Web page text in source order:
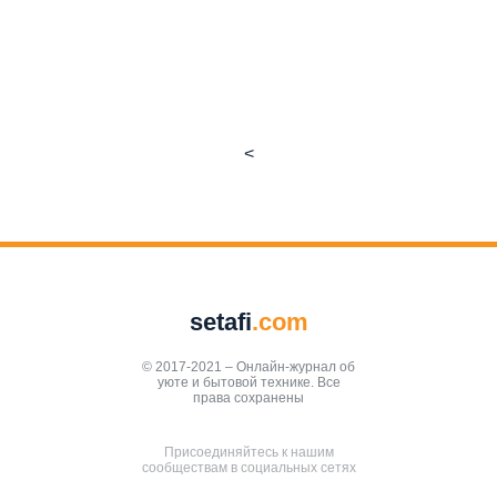
<
setafi.com
© 2017-2021 – Онлайн-журнал об
уюте и бытовой технике. Все
права сохранены
Присоединяйтесь к нашим
сообществам в социальных сетях